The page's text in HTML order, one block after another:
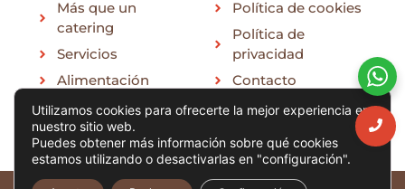
Más que un
catering
Servicios
Alimentación
Menú
Política de cookies
Política de
privacidad
Contacto
Utilizamos cookies para ofrecerte la mejor experiencia en
nuestro sitio web.
Puedes obtener más información sobre qué cookies
estamos utilizando o desactivarlas en "configuración".